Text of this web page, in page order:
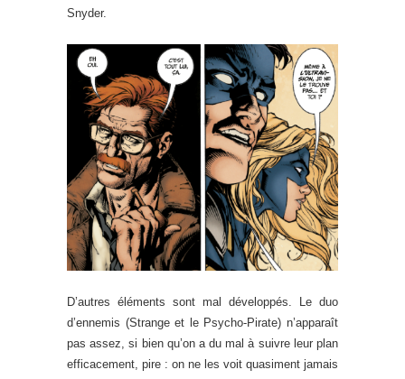
Snyder.
D’autres éléments sont mal développés. Le duo
d’ennemis (Strange et le Psycho-Pirate) n’apparaît
pas assez, si bien qu’on a du mal à suivre leur plan
efficacement, pire : on ne les voit quasiment jamais